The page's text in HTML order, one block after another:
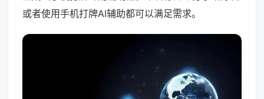
或者使用手机打牌AI辅助都可以满足需求。